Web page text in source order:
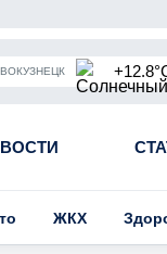
Частичная
ЖКХ